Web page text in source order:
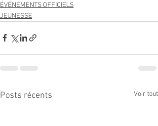
ÉVÉNEMENTS OFFICIELS
JEUNESSE
Posts récents Voir tout